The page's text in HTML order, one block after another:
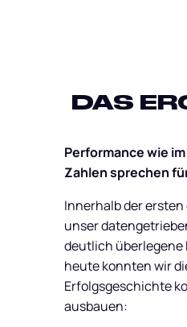
DAS
Performance wie
Zahlen sprechen
Innerhalb der
unser
deutlich überlegene
heute konnten wir
Erfolgsgeschichte
ausbauen: